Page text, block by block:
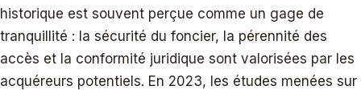
historique est souvent perçue comme un gage de
tranquillité : la sécurité du foncier, la pérennité des
accès et la conformité juridique sont valorisées par les
acquéreurs potentiels. En 2023, les études menées sur